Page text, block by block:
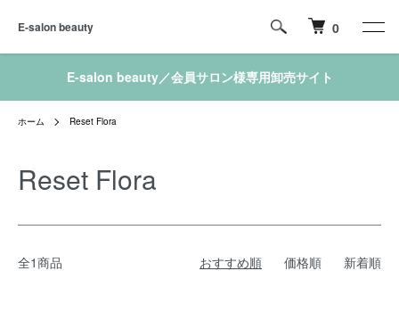
E-salon beauty 0
E-salon beauty／会員サロン様専用卸売サイト
ホーム Reset Flora
Reset Flora
全1商品 おすすめ順 価格順 新着順